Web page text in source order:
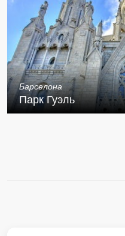
Барселона
Парк Гуэль